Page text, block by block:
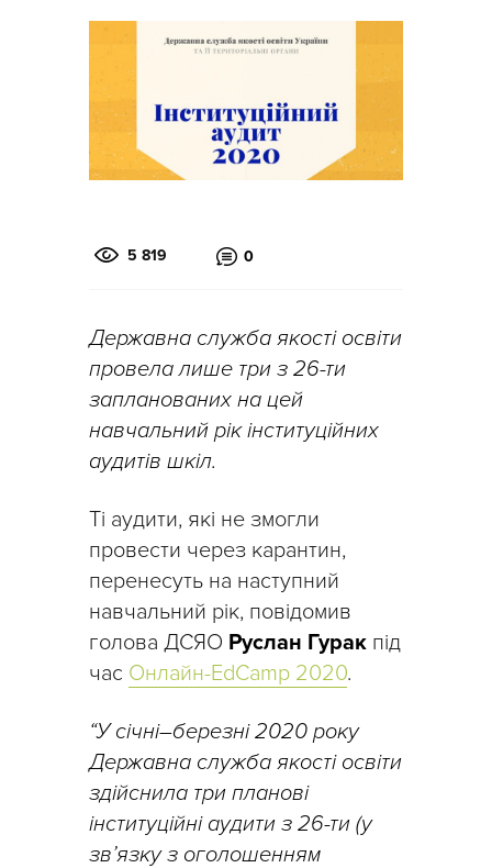
5 819 0
Державна служба якості освіти
провела лише три з 26-ти
запланованих на цей
навчальний рік інституційних
аудитів шкіл.
Ті аудити, які не змогли
провести через карантин,
перенесуть на наступний
навчальний рік, повідомив
голова ДСЯО Руслан Гурак під
час Онлайн-EdCamp 2020.
“У січні–березні 2020 року
Державна служба якості освіти
здійснила три планові
інституційні аудити з 26-ти (у
зв’язку з оголошенням